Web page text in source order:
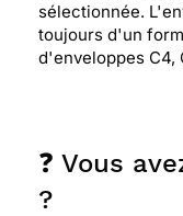
sélectionnée.
toujours d'un
d'enveloppes C4,
❓ Vous
?